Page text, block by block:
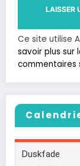
Ce site utilise
savoir plus sur
commentaires